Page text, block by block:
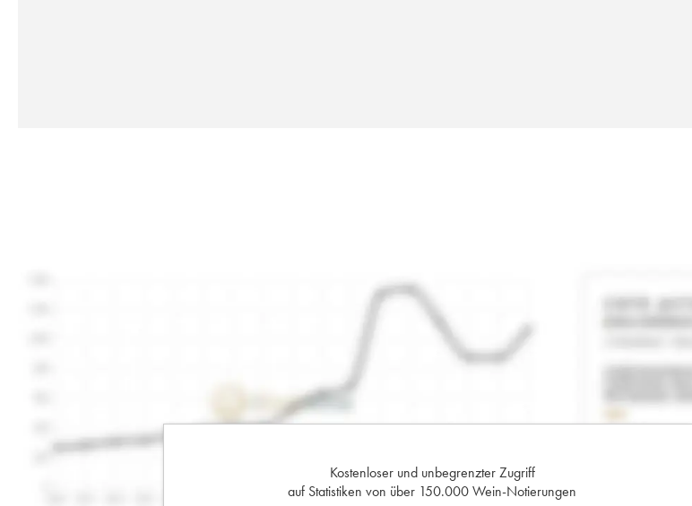
Kostenloser und unbegrenzter Zugriff
auf Statistiken von über 150.000 Wein-Notierungen